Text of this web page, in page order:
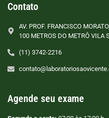
Contato
AV. PROF. FRANCISCO
100 METROS DO METRÔ VILA
(11) 3742-2216
Agende seu exame